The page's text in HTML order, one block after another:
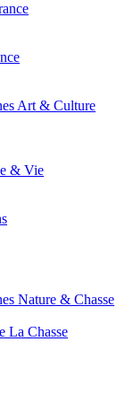
Art & Culture
& Vie
Nature & Chasse
La Chasse